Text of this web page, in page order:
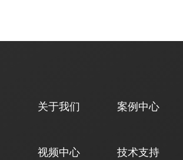
关于我们
视频中心
案例中心
技术支持